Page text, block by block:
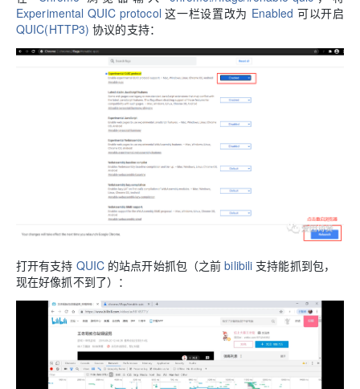
Experimental QUIC protocol 这一栏设置改为 Enabled 可以开启
QUIC(HTTP3) 协议的支持：
打开有支持 QUIC 的站点开始抓包（之前bilibili 支持能抓到包，
现在好像抓不到了）：